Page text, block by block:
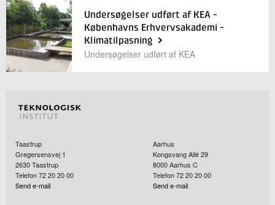
Undersøgelser udført af KEA -
Københavns Erhvervsakademi -
Klimatilpasning
Undersøgelser udført af KEA
Taastrup
Gregersensvej 1
2630Taastrup
Telefon 72 20 20 00
Send e-mail
Aarhus
Kongsvang Allé 29
8000Aarhus C
Telefon 72 20 20 00
Send e-mail